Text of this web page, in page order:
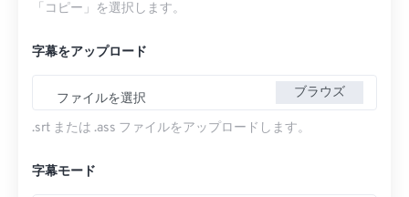
「コピー」を選択します。
字幕をアップロード
ファイルを選択 ブラウズ
.srt または .ass ファイルをアップロードします。
字幕モード